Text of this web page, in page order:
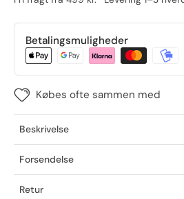
Betalingsmuligheder
Købes ofte sammen med
Beskrivelse
Forsendelse
Retur